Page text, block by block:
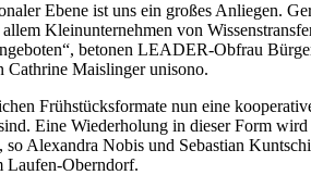
Ebene ist uns ein großes Anliegen.
Kleinunternehmen von
betonen LEADER-Obfrau
Cathrine Maislinger unisono.
Frühstücksformate nun eine
Eine Wiederholung in dieser Form
so Alexandra Nobis und Sebastian
Laufen-Oberndorf.